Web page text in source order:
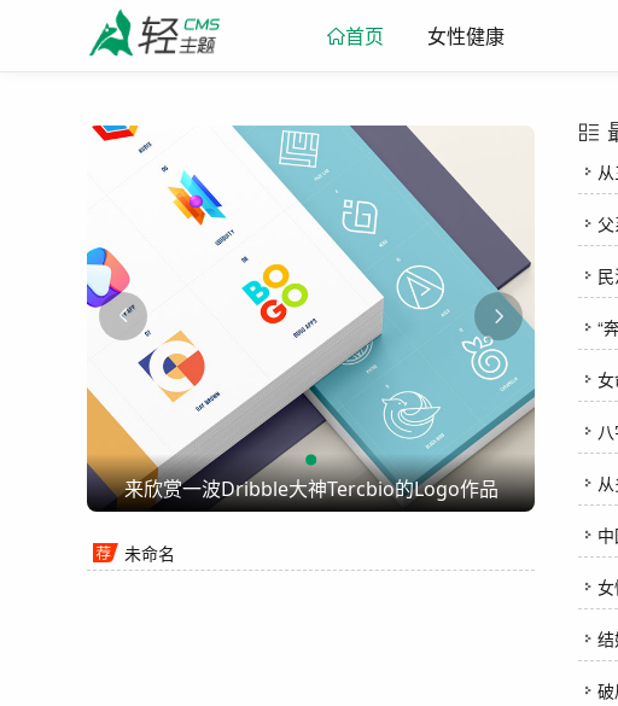
首页 女性健康
来欣赏一波Dribble大神Tercbio的Logo作品 来
未命名
从
“
女